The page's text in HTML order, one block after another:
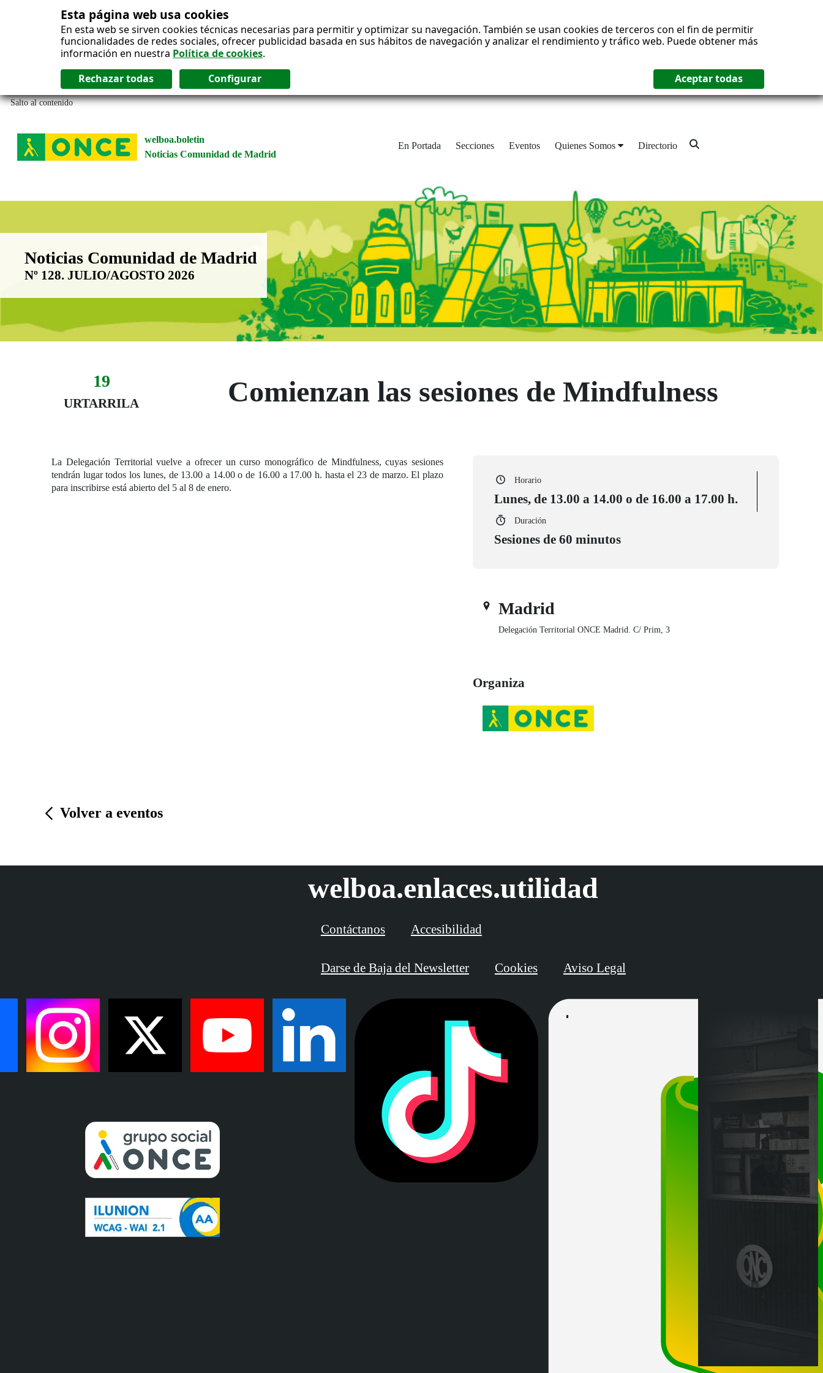
Esta página web usa cookies
En esta web se sirven cookies técnicas necesarias para permitir y optimizar su navegación. También se usan cookies de terceros con el fin de permitir
funcionalidades de redes sociales, ofrecer publicidad basada en sus hábitos de navegación y analizar el rendimiento y tráfico web. Puede obtener más
información en nuestra Política de cookies.
Salto al contenido
welboa.boletin
Noticias Comunidad de Madrid
En Portada Secciones Eventos Quienes Somos Directorio
Boletín Noticias Comunidad de Madrid
Noticias Comunidad de Madrid
Nº 128. JULIO/AGOSTO 2026
Fecha del evento
19
URTARRILA
19 urtarrila Comienzan las sesiones de Mindfulness
La Delegación Territorial vuelve a ofrecer un curso monográfico de Mindfulness, cuyas sesiones
tendrán lugar todos los lunes, de 13.00 a 14.00 o de 16.00 a 17.00 h. hasta el 23 de marzo. El plazo
para inscribirse está abierto del 5 al 8 de enero.
Horario
Lunes, de 13.00 a 14.00 o de 16.00 a 17.00 h.
Duración
Sesiones de 60 minutos
Madrid
Delegación Territorial ONCE Madrid. C/ Prim, 3
Organiza
Volver a eventos
welboa.enlaces.utilidad
Contáctanos Accesibilidad
Darse de Baja del Newsletter Cookies Aviso Legal